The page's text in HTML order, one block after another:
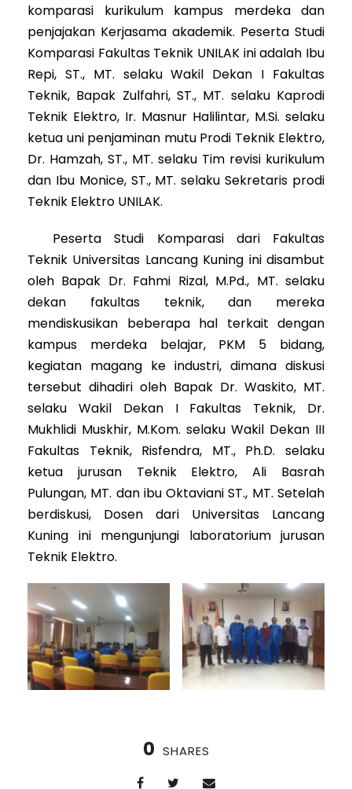
komparasi kurikulum kampus merdeka dan
penjajakan Kerjasama akademik. Peserta Studi
Komparasi Fakultas Teknik UNILAK ini adalah Ibu
Repi, ST., MT. selaku Wakil Dekan I Fakultas
Teknik, Bapak Zulfahri, ST., MT. selaku Kaprodi
Teknik Elektro, Ir. Masnur Halilintar, M.Si. selaku
ketua uni penjaminan mutu Prodi Teknik Elektro,
Dr. Hamzah, ST., MT. selaku Tim revisi kurikulum
dan Ibu Monice, ST., MT. selaku Sekretaris prodi
Teknik Elektro UNILAK.
Peserta Studi Komparasi dari Fakultas
Teknik Universitas Lancang Kuning ini disambut
oleh Bapak Dr. Fahmi Rizal, M.Pd., MT. selaku
dekan fakultas teknik, dan mereka
mendiskusikan beberapa hal terkait dengan
kampus merdeka belajar, PKM 5 bidang,
kegiatan magang ke industri, dimana diskusi
tersebut dihadiri oleh Bapak Dr. Waskito, MT.
selaku Wakil Dekan I Fakultas Teknik, Dr.
Mukhlidi Muskhir, M.Kom. selaku Wakil Dekan III
Fakultas Teknik, Risfendra, MT., Ph.D. selaku
ketua jurusan Teknik Elektro, Ali Basrah
Pulungan, MT. dan ibu Oktaviani ST., MT. Setelah
berdiskusi, Dosen dari Universitas Lancang
Kuning ini mengunjungi laboratorium jurusan
Teknik Elektro.
0 SHARES